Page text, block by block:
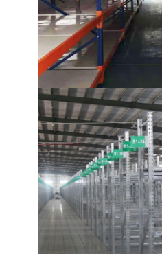
品質管理
連絡 ください
ニュース
ケース
引金 を 求め て ください
倉庫パレット ラッキング
倉庫の貯蔵の棚